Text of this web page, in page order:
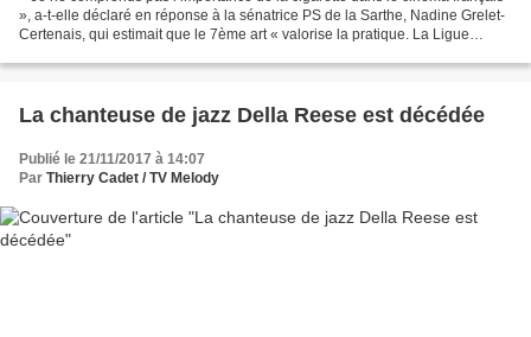
», a-t-elle déclaré en réponse à la sénatrice PS de la Sarthe, Nadine Grelet-
Certenais, qui estimait que le 7ème art « valorise la pratique. La Ligue
La chanteuse de jazz Della Reese est décédée
Publié le 21/11/2017 à 14:07
Par Thierry Cadet / TV Melody